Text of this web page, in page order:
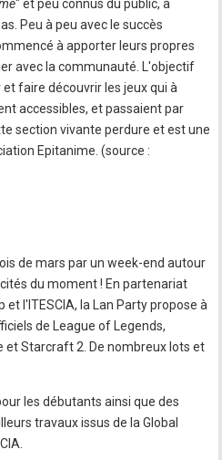
" et peu connus du public, à
Peu à peu avec le succès
à apporter leurs propres
avec la communauté. L'objectif
faire découvrir les jeux qui à
accessibles, et passaient par
section vivante perdure et est une
Epitanime. (source :
de mars par un week-end autour
du moment ! En partenariat
et l'ITESCIA, la Lan Party propose à
de League of Legends,
et Starcraft 2. De nombreux lots et
les débutants ainsi que des
travaux issus de la Global